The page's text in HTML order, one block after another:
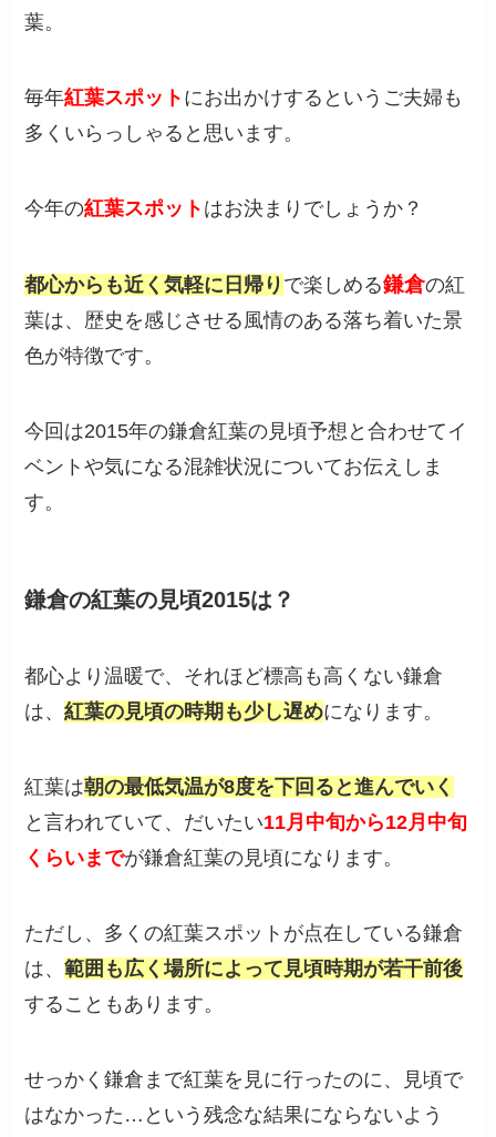
葉。
毎年紅葉スポット にお出かけするというご夫婦も
多くいらっしゃると思います。
今年の紅葉スポット はお決まりでしょうか？
都心からも近く気軽に日帰り で楽しめる鎌倉の紅
葉は、歴史を感じさせる風情のある落ち着いた景
色が特徴です。
今回は2015年の鎌倉紅葉の見頃予想と合わせてイ
ベントや気になる混雑状況についてお伝えしま
す。
鎌倉の紅葉の見頃2015は？
都心より温暖で、それほど標高も高くない鎌倉
は、紅葉の見頃の時期も少し遅めになります。
紅葉は朝の最低気温が8度を下回ると進んでいく
と言われていて、だいたい11月中旬から12月中旬
くらいまでが鎌倉紅葉の見頃になります。
ただし、多くの紅葉スポットが点在している鎌倉
は、範囲も広く場所によって見頃時期が若干前後
することもあります。
せっかく鎌倉まで紅葉を見に行ったのに、見頃で
はなかった…という残念な結果にならないよう